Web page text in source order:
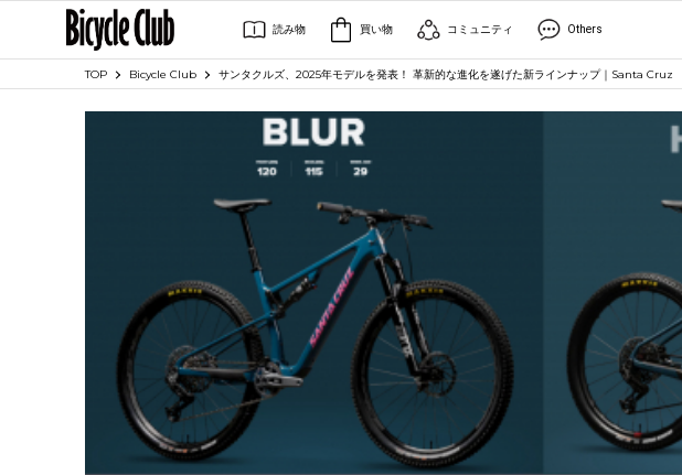
読み物 買い物 コミュニティ Others
TOP Bicycle Club サンタクルズ、2025年モデルを発表！ 革新的な進化を遂げた新ラインナップ｜Santa Cruz